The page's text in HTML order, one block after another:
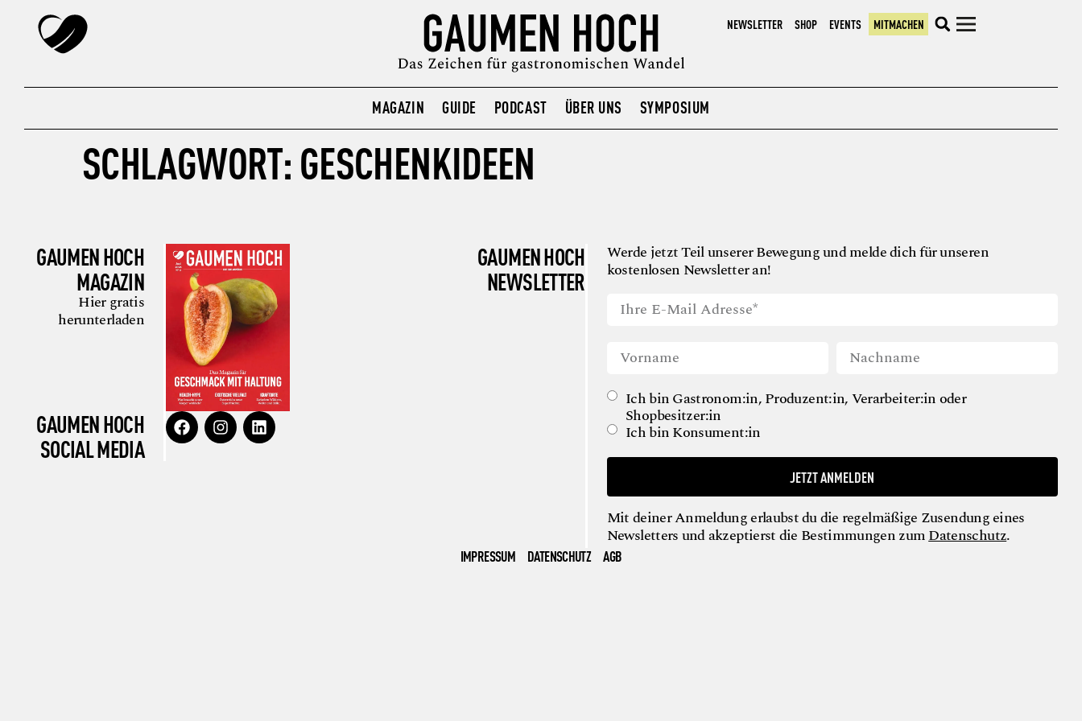
NEWSLETTER SHOP EVENTS MITMACHEN
MAGAZIN GUIDE PODCAST ÜBER UNS SYMPOSIUM
SCHLAGWORT:GESCHENKIDEEN
GAUMEN HOCH
MAGAZIN
Hier gratis
herunterladen
GAUMEN HOCH
SOCIAL MEDIA
GAUMEN HOCH
NEWSLETTER
Werde jetzt Teil unserer Bewegung und melde dich für unseren
kostenlosen Newsletter an!
Ich bin Gastronom:in, Produzent:in, Verarbeiter:in oder
Shopbesitzer:in
Ich bin Konsument:in
JETZT ANMELDEN
Mit deiner Anmeldung erlaubst du die regelmäßige Zusendung eines
Newsletters und akzeptierst die Bestimmungen zumDatenschutz.
IMPRESSUM DATENSCHUTZ AGB